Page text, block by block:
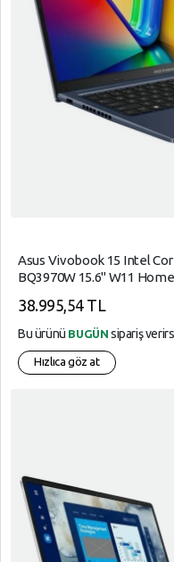
Asus Vivobook 15 Intel
BQ3970W 15.6" W11
38.995,54 TL
Bu ürünü BUGÜN sipariş
Hızlıca göz at